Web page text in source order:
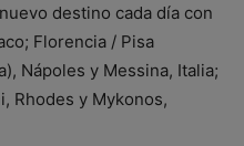
destino cada día con
Florencia / Pisa
Nápoles y Messina, Italia;
Rhodes y Mykonos,